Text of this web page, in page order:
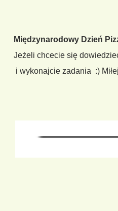
Międzynarodowy Dzień
Jeżeli chcecie się
i wykonajcie zadania :)